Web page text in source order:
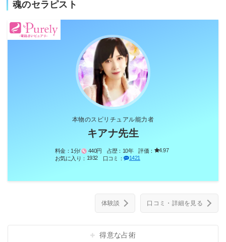
魂のセラピスト
本物のスピリチュアル能力者
キアナ先生
料金： 1分/ 440円 占歴： 10年 評価：
4.97
お気に入り： 1932 口コミ： 1421
体験談 口コミ・詳細を見る
得意な占術